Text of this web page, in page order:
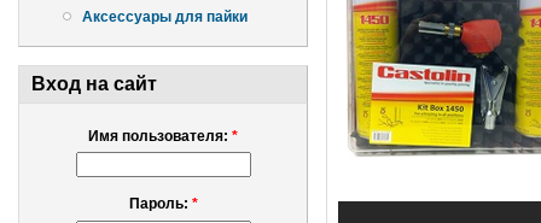
Аксессуары для пайки
Вход на сайт
Имя пользователя: *
Пароль: *